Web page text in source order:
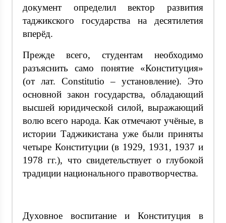
документ определил вектор развития
таджикского государства на десятилетия
вперёд.
Прежде всего, студентам необходимо
разъяснить само понятие «Конституция»
(от лат. Constitutio – установление). Это
основной закон государства, обладающий
высшей юридической силой, выражающий
волю всего народа. Как отмечают учёные, в
истории Таджикистана уже были приняты
четыре Конституции (в 1929, 1931, 1937 и
1978 гг.), что свидетельствует о глубокой
традиции национального правотворчества.
Духовное воспитание и Конституция в